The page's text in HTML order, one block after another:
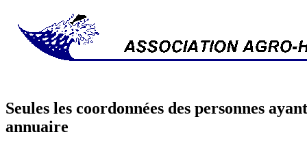
Seules les coordonnées des personnes
annuaire